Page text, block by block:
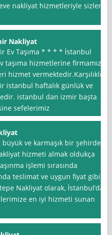
nakliyat hizmetleriyle sizlere
Nakliyat
Ev Taşıma * * * * İstanbul
taşıma hizmetlerine firmamız
hizmet vermektedir.Karşılıklı
istanbul haftalık günlük ve
istanbul dan izmir başta
sefelerimiz
ve karmaşık bir şehirde
hizmeti almak oldukça
işlemi sırasında
teslimat ve uygun fiyat gibi
Nakliyat olarak, İstanbul’da
en iyi hizmeti sunan